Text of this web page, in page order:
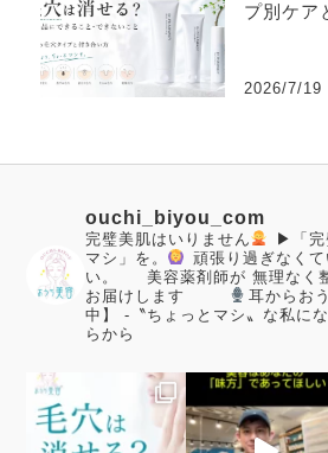
プ別ケア
2026/7/19
ouchi_biyou_com
完璧美肌はいりません
▶「完
マシ」を。
頑張り過ぎなく
い。
美容薬剤師が 無理なく
お届けします
耳からお
中】
-〝ちょっとマシ〟な私に
らから